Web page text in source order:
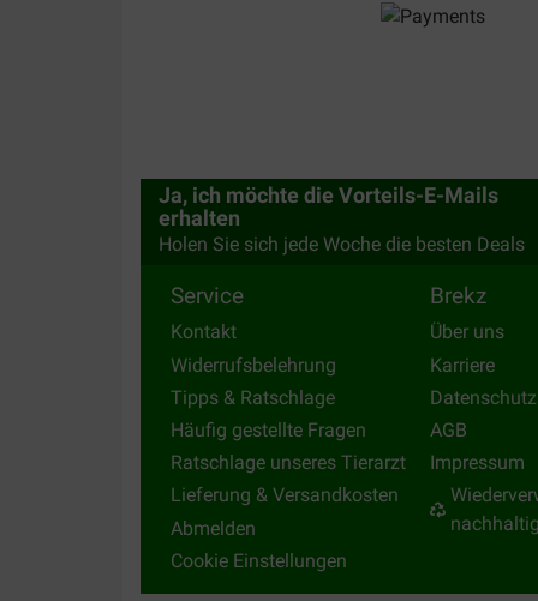
Translate to English
06-02-2023
Lieferung: Qualität:
Product goed, maar de 395gr verpakking is
meer dan de helft gaan lekken. Het kom vaak
verpakkingen open zijn gegaan, maar deze
Translate to English
Ja, ich möchte die Vorteils-E-Mails
erhalten
Holen Sie sich jede Woche die besten Deals
Service
Kontakt
Widerrufsbelehrung
Tipps & Ratschlage
Häufig gestellte Fragen
Ratschlage unseres Tierarzt
Lieferung & Versandkosten
Abmelden
Cookie Einstellungen
Brekz
Über uns
Karriere
Datenschutz
AGB
Impressum
nachhaltig